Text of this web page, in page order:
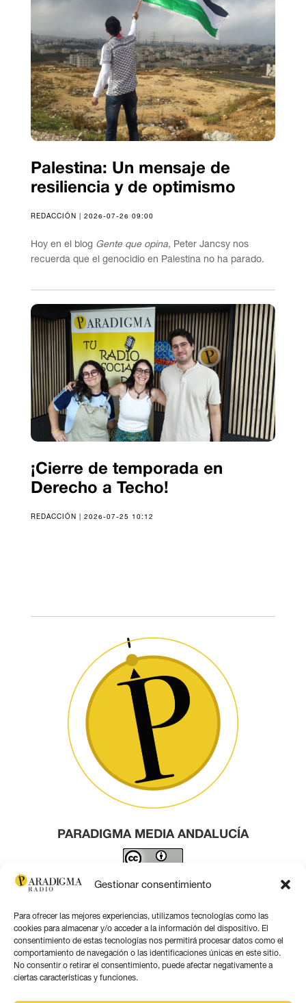
Gestionar consentimiento
Para ofrecer las mejores experiencias, utilizamos tecnologías como las
cookies para almacenar y/o acceder a la información del dispositivo. El
consentimiento de estas tecnologías nos permitirá procesar datos como el
comportamiento de navegación o las identificaciones únicas en este sitio.
No consentir o retirar el consentimiento, puede afectar negativamente a
ciertas características y funciones.
Palestina: Un mensaje de
resiliencia y de optimismo
REDACCIÓN | 2026-07-26 09:00
Hoy en el blog Gente que opina, Peter Jancsy nos
recuerda que el genocidio en Palestina no ha parado.
¡Cierre de temporada en
Derecho a Techo!
REDACCIÓN | 2026-07-25 10:12
PARADIGMA MEDIA ANDALUCÍA
Este obra está bajo una licencia de Creative Commons
Contacto por correo